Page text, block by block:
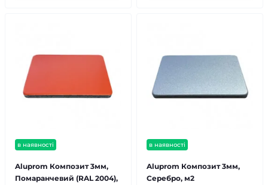
в наявності
Aluprom Композит 3мм,
Помаранчевий (RAL 2004),
в наявності
Aluprom Композит 3мм,
Серебро, м2